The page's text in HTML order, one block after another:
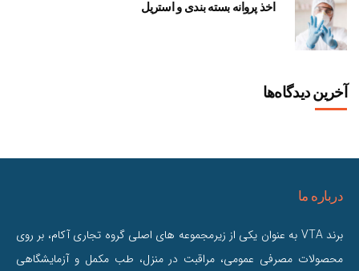
اخذ پروانه بسته بندی و استریل
آخرین دیدگاه‌ها
درباره ما
برند VTA به عنوان یکی از زیرمجموعه های اصلی گروه تجاری آکام، بر روی
محصولات مصرفی عمومی، مراقبت در منزل، طب مکمل و آزمایشگاهی